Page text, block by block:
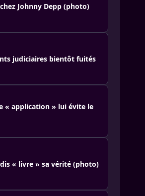
Johnny Depp (photo)
judiciaires bientôt fuités
« application » lui évite le
« livre » sa vérité (photo)